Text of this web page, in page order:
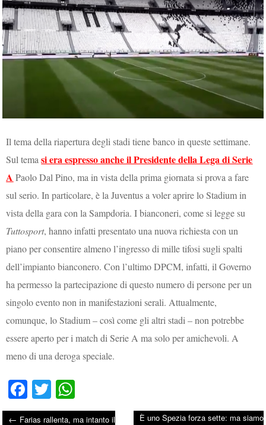
Il tema della riapertura degli stadi tiene banco in queste settimane.
Sul temasi era espresso anche il Presidente della Lega di Serie
A Paolo Dal Pino, ma in vista della prima giornata si prova a fare
sul serio. In particolare, è la Juventus a voler aprire lo Stadium in
vista della gara con la Sampdoria. I bianconeri, come si legge su
Tuttosport, hanno infatti presentato una nuova richiesta con un
piano per consentire almeno l’ingresso di mille tifosi sugli spalti
dell’impianto bianconero. Con l’ultimo DPCM, infatti, il Governo
ha permesso la partecipazione di questo numero di persone per un
singolo evento non in manifestazioni serali. Attualmente,
comunque, lo Stadium – così come gli altri stadi – non potrebbe
essere aperto per i match di Serie A ma solo per amichevoli. A
meno di una deroga speciale.
Fa
ce
T
wiha
← Farias rallenta, ma intanto il
È uno Spezia forza sette: ma siamo